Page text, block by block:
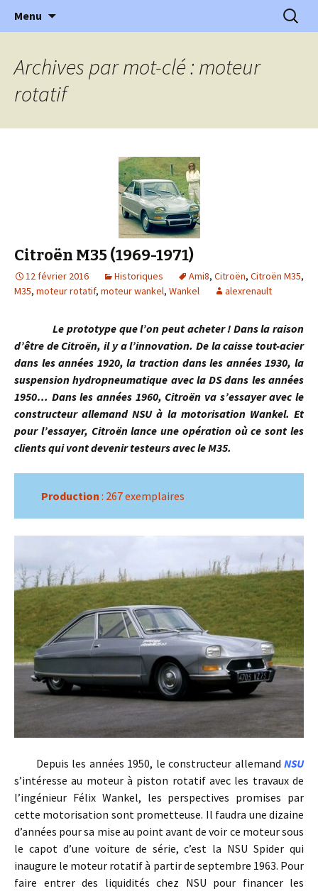
l'Automobile Ancienne
l'automobile ancienne : articles, historiques
…
Menu
Archives par mot-clé : moteur
rotatif
Citroën M35 (1969-1971)
12 février 2016 Historiques Ami8, Citroën, Citroën M35,
M35, moteur rotatif, moteur wankel, Wankel alexrenault
Le prototype que l’on peut acheter ! Dans la raison
d’être de Citroën, il y a l’innovation. De la caisse tout-acier
dans les années 1920, la traction dans les années 1930, la
suspension hydropneumatique avec la DS dans les années
1950… Dans les années 1960, Citroën va s’essayer avec le
constructeur allemand NSU à la motorisation Wankel. Et
pour l’essayer, Citroën lance une opération où ce sont les
clients qui vont devenir testeurs avec le M35.
Production : 267 exemplaires
Depuis les années 1950, le constructeur allemand NSU
s’intéresse au moteur à piston rotatif avec les travaux de
l’ingénieur Félix Wankel, les perspectives promises par
cette motorisation sont prometteuse. Il faudra une dizaine
d’années pour sa mise au point avant de voir ce moteur sous
le capot d’une voiture de série, c’est la NSU Spider qui
inaugure le moteur rotatif à partir de septembre 1963. Pour
faire entrer des liquidités chez NSU pour financer les